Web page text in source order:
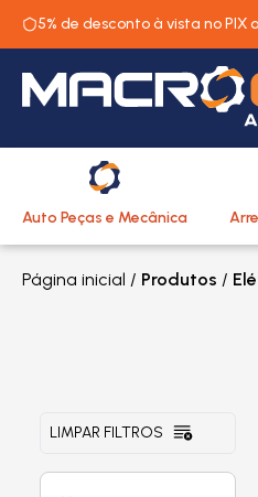
5% de desconto à vista no PIX
Auto Peças e Mecânica
Página inicial / Produtos /
LIMPAR FILTROS